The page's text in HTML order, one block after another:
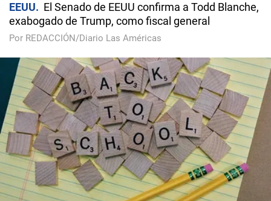
EEUU
El Senado de EEUU confirma a Todd Blanche,
exabogado de Trump, como fiscal general
Por REDACCIÓN/Diario Las Américas